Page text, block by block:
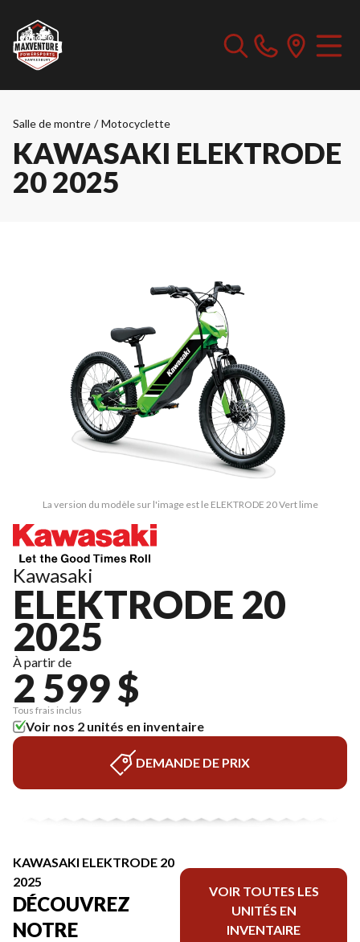
Salle de montre / Motocyclette
KAWASAKI ELEKTRODE
20 2025
La version du modèle sur l'image est le ELEKTRODE 20 Vert lime
Kawasaki
ELEKTRODE 20
2025
À partir de
2 599 $
Tous frais inclus
Voir nos 2 unités en inventaire
DEMANDE DE PRIX
KAWASAKI ELEKTRODE 20
2025
DÉCOUVREZ
NOTRE
VOIR TOUTES LES
UNITÉS EN
INVENTAIRE